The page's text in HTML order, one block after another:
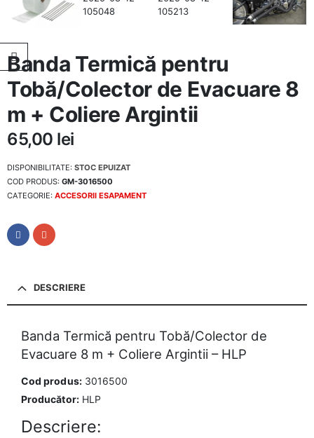
Banda Termică pentru
Tobă/Colector de Evacuare 8
m + Coliere Argintii
65,00 lei
DISPONIBILITATE: STOC EPUIZAT
COD PRODUS: GM-3016500
CATEGORIE: ACCESORII ESAPAMENT
DESCRIERE
Banda Termică pentru Tobă/Colector de
Evacuare 8 m + Coliere Argintii – HLP
Cod produs:3016500
Producător:HLP
Descriere: